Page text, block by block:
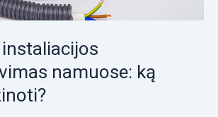
namuose: ką